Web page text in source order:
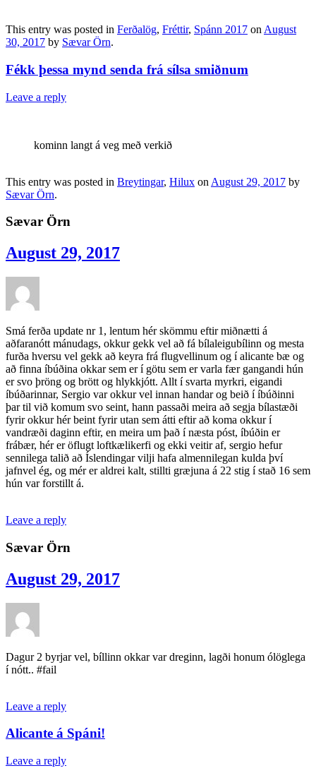
This entry was posted in Ferðalög, Fréttir, Spánn 2017 on August
30, 2017 by Sævar Örn.
Fékk þessa mynd senda frá sílsa smiðnum
Leave a reply
kominn langt á veg með verkið
This entry was posted in Breytingar, Hilux on August 29, 2017 by
Sævar Örn.
Sævar Örn
August 29, 2017
Smá ferða update nr 1, lentum hér skömmu eftir miðnætti á
aðfaranótt mánudags, okkur gekk vel að fá bílaleigubílinn og mesta
furða hversu vel gekk að keyra frá flugvellinum og í alicante bæ og
að finna íbúðina okkar sem er í götu sem er varla fær gangandi hún
er svo þröng og brött og hlykkjótt. Allt í svarta myrkri, eigandi
íbúðarinnar, Sergio var okkur vel innan handar og beið í íbúðinni
þar til við komum svo seint, hann passaði meira að segja bílastæði
fyrir okkur hér beint fyrir utan sem átti eftir að koma okkur í
vandræði daginn eftir, en meira um það í næsta póst, íbúðin er
frábær, hér er öflugt loftkælikerfi og ekki veitir af, sergio hefur
sennilega talið að Íslendingar vilji hafa almennilegan kulda því
jafnvel ég, og mér er aldrei kalt, stillti græjuna á 22 stig í stað 16 sem
hún var forstillt á.
Leave a reply
Sævar Örn
August 29, 2017
Dagur 2 byrjar vel, bíllinn okkar var dreginn, lagði honum ólöglega
í nótt.. #fail
Leave a reply
Alicante á Spáni!
Leave a reply